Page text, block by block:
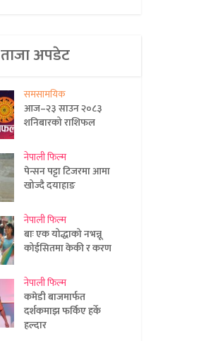
ताजा अपडेट
समसामयिक
आज–२३ साउन २०८३
शनिबारको राशिफल
नेपाली फिल्म
पेन्सन पट्टा टिजरमा आमा
खोज्दै दयाहाङ
नेपाली फिल्म
बाः एक योद्धाको नभन्नू
कोईसितमा केकी र करण
नेपाली फिल्म
कमेडी बाजमार्फत
दर्शकमाझ फर्किए हर्के
हल्दार